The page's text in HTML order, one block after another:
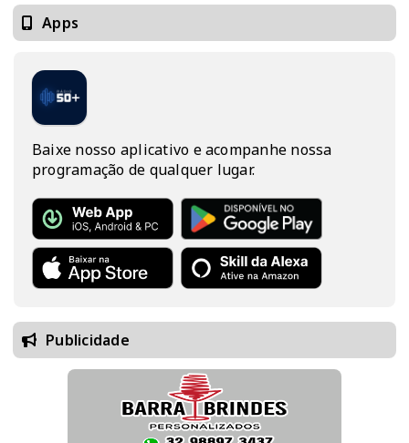
Apps
Baixe nosso aplicativo e acompanhe nossa
programação de qualquer lugar.
Publicidade